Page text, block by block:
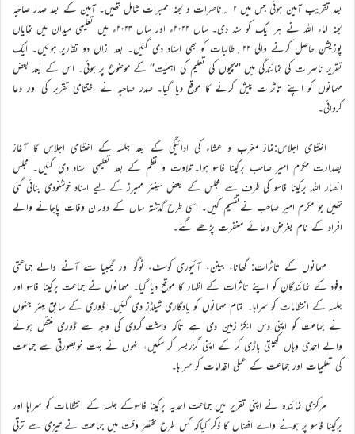
بعد تقریب آمین ہوئی جس میں ۱۲؍ناصرات و لجنہ ممبرات شامل تھیں۔ آمین کے بعد صدر صاحبہ
لجنہ اماء اللہ نے ہر ایک کو سند دی۔ سال ۲۰۲۲ء اور سال ۲۰۲۳ء میں تعلیمی میدان میں نمایاں
پوزیشن حاصل کرنے والی ۲۲؍طالبات کو بھی اسناد دی گئیں۔ بعد ازاں دو تقاریر ہوئیں۔ ایک
تقریر ناصرات کی نمائندگی میں ’’بچیوں کی تعلیم کی اہمیت‘‘ کے موضوع پر ہوئی۔ اس کے بعد بعض
مہمانوں کو اپنے تاثرات پیش کرنے کا موقع دیا گیا۔ صدر صاحبہ نے اختتامی تقریر کی اور دعا
کروائی۔
اختتامی اجلاس:نماز مغرب و عشاء کی ادائیگی کے بعد جلسہ کے اختتامی اجلاس کا آغاز
بصدارت مکرم امیر صاحب برکینا فاسو ہوا۔تلاوت و نظم کے بعد تعلیمی اسناد دی گئیں۔ مجلس
انصار اللہ برکینا فاسو کی طرف سے مجلس کے بعض سینئر ممبرز کے لیے اسناد خوشنودی بنائی گئی
تھیں جو مکرم امیر صاحب نےتقسیم کیں۔ اسی طرح گذشتہ سال کے دوران وفات پاجانے والے
افراد کے نام بغرض دعائے مغفرت پڑھے گئے۔
مہمانوں کے تاثرات: گھانا، بینن، آئیوری کوسٹ، ٹوگو اور گیمبیا سے آنے والے جماعتی
وفود کے نمائندگان کو اپنے تاثرات کے اظہار کا موقع دیا گیا۔ مہمانوں نے جماعت برکینا فاسو اور
جلسہ کے انتظامات کو سراہا۔ تمام مہمانوں کو یادگاری شیلڈز دی گئیں۔ ڈوری کے سابق میئر جنہوں
نے جماعت کو اپنی دس ایکڑ زمین دی ہے تاکہ دہشت گردی کی وجہ سے ڈوری منتقل ہونے
والے احمدی وہاں کھیتی باڑی کر کے اپنی گزربسر کر سکیں، انہوں نے بہت خوبصورتی سے جماعت
کی تعلیمات اور جماعت کے عملی اقدامات کو سراہا۔
مرکزی نمائندہ نے اپنی تقریر میں جماعت احمدیہ برکینا فاسوکے جلسہ کے انتظامات کو سراہا اور
برکینا فاسو پر ہونے والے افضال کا ذکر کیاکہ کس طرح مختصر وقت میں جماعت نے تیزی سے ترقی